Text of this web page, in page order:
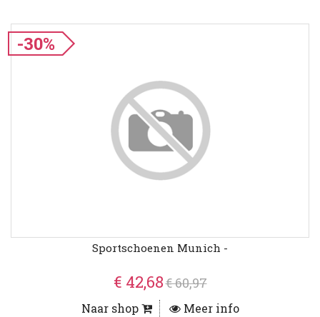
-30%
Sportschoenen Munich -
€ 42,68€ 60,97
Naar shop Meer info